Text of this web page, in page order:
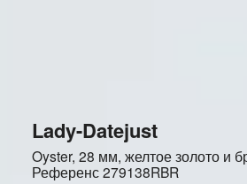
Lady-Datejust
Oyster, 28 мм, желтое золото и
Референс279138RBR